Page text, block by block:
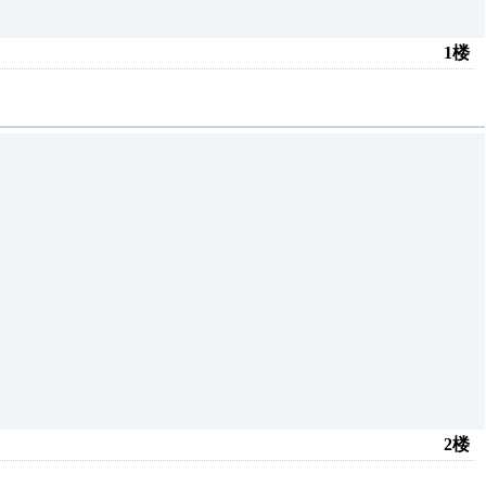
1楼
2楼